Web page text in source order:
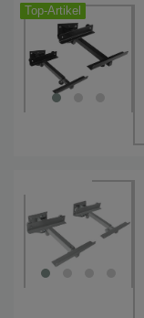
Top-Artikel